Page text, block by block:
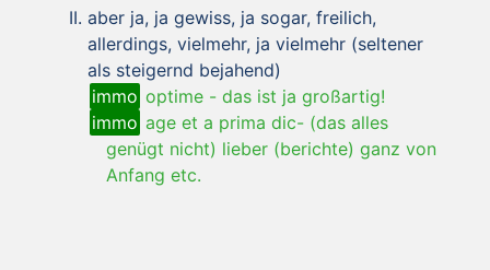
aber ja, ja gewiss, ja sogar, freilich,
allerdings, vielmehr, ja vielmehr (seltener
als steigernd bejahend)
immo optime - das ist ja großartig!
immo age et a prima dic- (das alles
genügt nicht) lieber (berichte) ganz von
Anfang etc.